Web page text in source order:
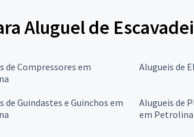
Aluguel de
de Compressores em
Alugueis de
de Guindastes e Guinchos em
Alugueis de
em Petrolina